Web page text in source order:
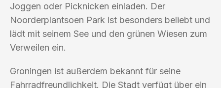
Joggen oder Picknicken einladen. Der
Noorderplantsoen Park ist besonders beliebt und
lädt mit seinem See und den grünen Wiesen zum
Verweilen ein.
Groningen ist außerdem bekannt für seine
Fahrradfreundlichkeit. Die Stadt verfügt über ein